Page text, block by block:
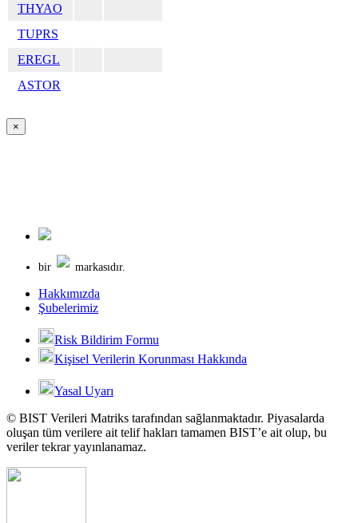
THYAO
TUPRS
EREGL
ASTOR
×
bir markasıdır.
Hakkımızda
Şubelerimiz
Risk Bildirim Formu
Kişisel Verilerin Korunması Hakkında
Yasal Uyarı
© BIST Verileri Matriks tarafından sağlanmaktadır. Piyasalarda
oluşan tüm verilere ait telif hakları tamamen BIST’e ait olup, bu
veriler tekrar yayınlanamaz.